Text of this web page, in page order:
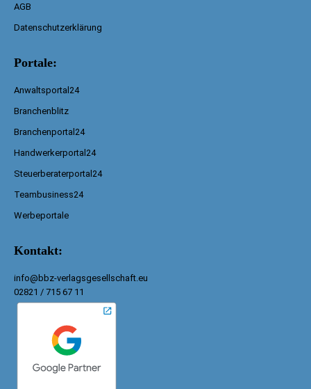
AGB
Datenschutzerklärung
Portale:
Anwaltsportal24
Branchenblitz
Branchenportal24
Handwerkerportal24
Steuerberaterportal24
Teambusiness24
Werbeportale
Kontakt:
info@bbz-verlagsgesellschaft.eu
02821 / 715 67 11